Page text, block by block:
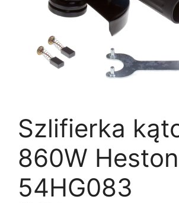
Szlifierka
860W Heston
54HG083